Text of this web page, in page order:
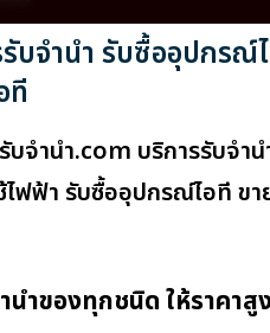
บจำนำ รับซื้ออุปกรณ์
ที
จํานํา.com บริการรับจำ
ฟฟ้า รับซื้ออุปกรณ์ไอที ข
ำของทุกชนิด ให้ราคาสู